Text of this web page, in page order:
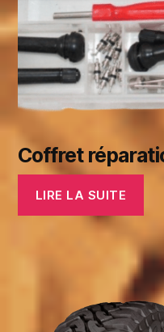
Coffret
LIRE LA SUITE